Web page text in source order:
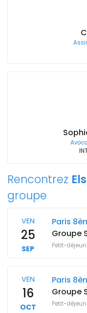
Rencontrez
groupe
VEN
25
SEP
Paris
Groupe
Petit-
VEN
16
OCT
Paris
Groupe
Petit-